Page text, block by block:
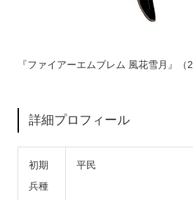
『ファイアーエムブレム 風花雪月』（
詳細プロフィール
初期
兵種
平民